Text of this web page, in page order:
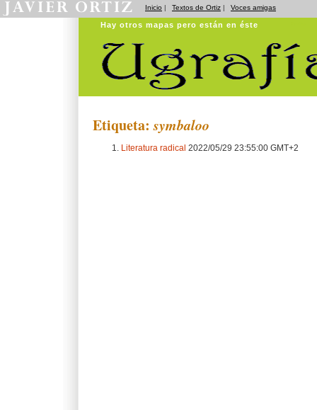
Inicio | Textos de Ortiz | Voces amigas
Hay otros mapas pero están en éste
Etiqueta:symbaloo
Literatura radical 2022/05/29 23:55:00 GMT+2